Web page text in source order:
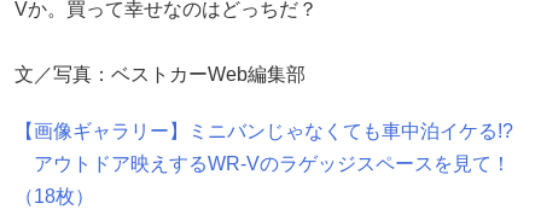
Vか。買って幸せなのはどっちだ？
文／写真：ベストカーWeb編集部
【画像ギャラリー】ミニバンじゃなくても車中泊イケる!?
アウトドア映えするWR-Vのラゲッジスペースを見て！
（18枚）